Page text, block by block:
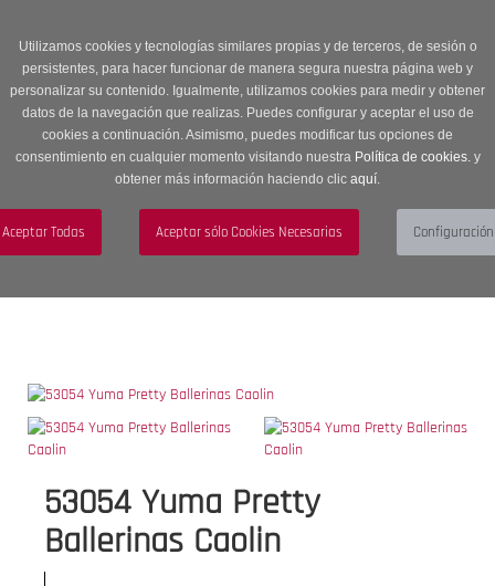
Utilizamos cookies y tecnologías similares propias y de terceros, de sesión o
persistentes, para hacer funcionar de manera segura nuestra página web y
personalizar su contenido. Igualmente, utilizamos cookies para medir y obtener
datos de la navegación que realizas. Puedes configurar y aceptar el uso de
cookies a continuación. Asimismo, puedes modificar tus opciones de
consentimiento en cualquier momento visitando nuestra Política de cookies.y
obtener más información haciendo clic aquí.
descuento en Sección OUTLET con código OUTLET20
navigation
Menú
53054 Yuma Pretty
Ballerinas Caolin